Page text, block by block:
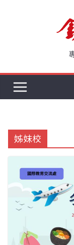
姊妹校